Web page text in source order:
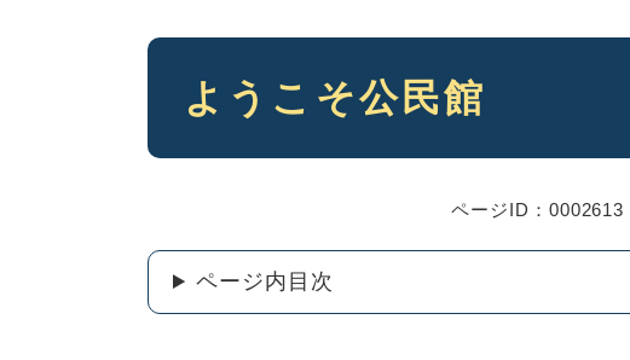
本
ようこそ公民館
ページID：0002613
ページ内目次